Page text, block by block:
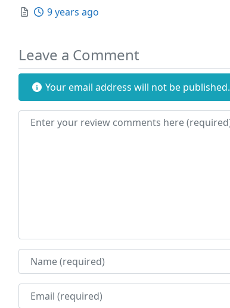
Posted
9 years ago
Leave a Comment
Your email address will not be published.
Review text
Name
Email